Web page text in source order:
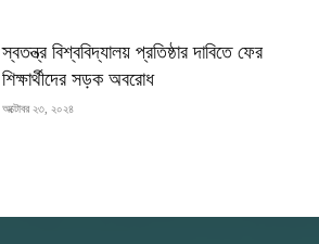
স্বতন্ত্র বিশ্ববিদ্যালয় প্রতিষ্ঠার দাবিতে ফের
শিক্ষার্থীদের সড়ক অবরোধ
অক্টোবর ২৩, ২০২৪